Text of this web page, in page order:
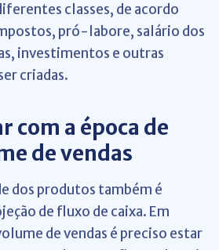
classes, de acordo
pró-labore, salário dos
investimentos e outras
criadas.
com a época de
de vendas
dos produtos também é
de fluxo de caixa. Em
de vendas é preciso estar